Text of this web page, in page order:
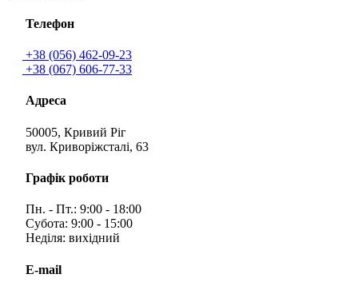
Телефон
+38 (056) 462-09-23
+38 (067) 606-77-33
Адреса
50005, Кривий Ріг
вул. Криворіжсталі, 63
Графік роботи
Пн. - Пт.: 9:00 - 18:00
Субота: 9:00 - 15:00
Неділя: вихідний
E-mail